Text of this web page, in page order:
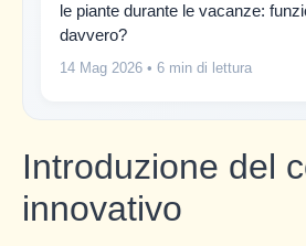
le piante durante le vacanze:
davvero?
14 Mag 2026 • 6 min di lettura
Introduzione del
innovativo